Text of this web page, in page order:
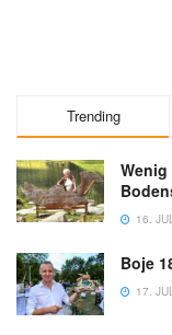
Trending
16.
Boje
17.